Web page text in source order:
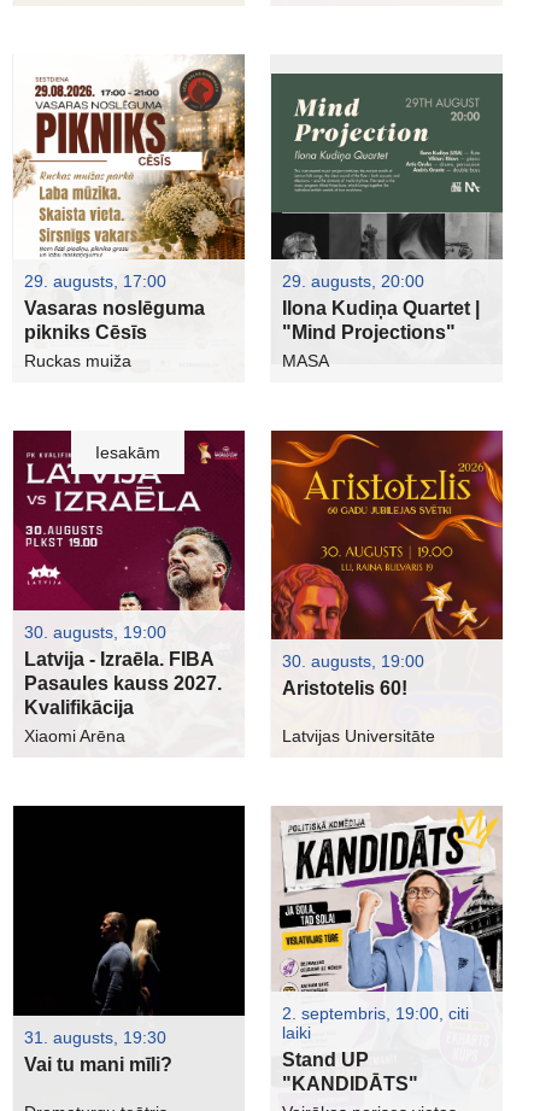
29. augusts, 17:00
Vasaras noslēguma
pikniks Cēsīs
Ruckas muiža
29. augusts, 20:00
Ilona Kudiņa Quartet |
"Mind Projections"
MASA
Iesakām
30. augusts, 19:00
Latvija - Izraēla. FIBA
Pasaules kauss 2027.
Kvalifikācija
Xiaomi Arēna
30. augusts, 19:00
Aristotelis 60!
Latvijas Universitāte
31. augusts, 19:30
Vai tu mani mīli?
2. septembris, 19:00, citi
laiki
Stand UP
"KANDIDĀTS"